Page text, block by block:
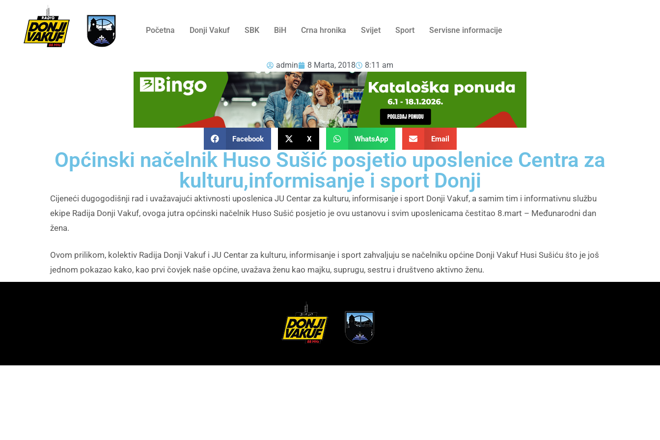
Početna Donji Vakuf SBK BiH Crna hronika Svijet Sport Servisne informacije
admin 8 Marta, 2018 8:11 am
Facebook X WhatsApp Email
Općinski načelnik Huso Sušić posjetio uposlenice Centra za
kulturu,informisanje i sport Donji
Cijeneći dugogodišnji rad i uvažavajući aktivnosti uposlenica JU Centar za kulturu, informisanje i sport Donji Vakuf, a samim tim i informativnu službu
ekipe Radija Donji Vakuf, ovoga jutra općinski načelnik Huso Sušić posjetio je ovu ustanovu i svim uposlenicama čestitao 8.mart – Međunarodni dan
žena.
Ovom prilikom, kolektiv Radija Donji Vakuf i JU Centar za kulturu, informisanje i sport zahvaljuju se načelniku općine Donji Vakuf Husi Sušiću što je još
jednom pokazao kako, kao prvi čovjek naše općine, uvažava ženu kao majku, suprugu, sestru i društveno aktivno ženu.